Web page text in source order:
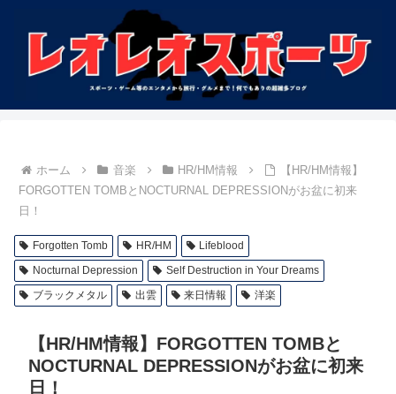
ホーム 音楽 HR/HM情報
【HR/HM情報】
FORGOTTEN TOMBとNOCTURNAL DEPRESSIONがお盆に初来
日！
Forgotten Tomb HR/HM
Lifeblood
Nocturnal Depression
Self Destruction in Your Dreams
ブラックメタル
出雲 来日情報 洋楽
【HR/HM情報】FORGOTTEN TOMBと
NOCTURNAL DEPRESSIONがお盆に初来
日！